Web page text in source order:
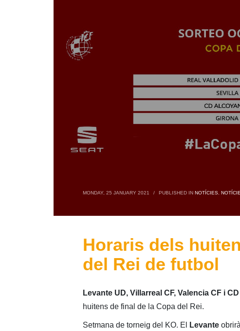
MONDAY, 25 JANUARY 2021 / PUBLISHED IN NOTÍCIES,
Horaris dels
del Rei de futbol
Levante UD, Villarreal CF, Valencia CF i
huitens de final de la Copa del Rei.
Setmana de torneig del KO. El Levante